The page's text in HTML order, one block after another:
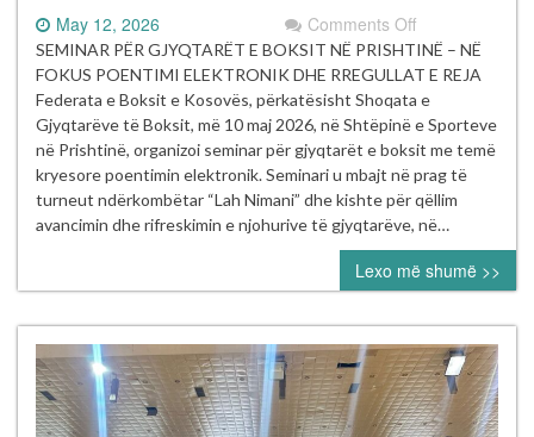
May 12, 2026 Comments Offon
SEMINAR
PËR
GJYQTARËT
E
BOKSIT
NË
PRISHTINË
–
NË
FOKUS
POENTIMI
ELEKTRONIK
DHE
RREGULLAT
E
REJA
SEMINAR PËR GJYQTARËT E BOKSIT NË PRISHTINË – NË
FOKUS POENTIMI ELEKTRONIK DHE RREGULLAT E REJA
Federata e Boksit e Kosovës, përkatësisht Shoqata e
Gjyqtarëve të Boksit, më 10 maj 2026, në Shtëpinë e Sporteve
në Prishtinë, organizoi seminar për gjyqtarët e boksit me temë
kryesore poentimin elektronik. Seminari u mbajt në prag të
turneut ndërkombëtar “Lah Nimani” dhe kishte për qëllim
avancimin dhe rifreskimin e njohurive të gjyqtarëve, në…
Lexo më shumë >>